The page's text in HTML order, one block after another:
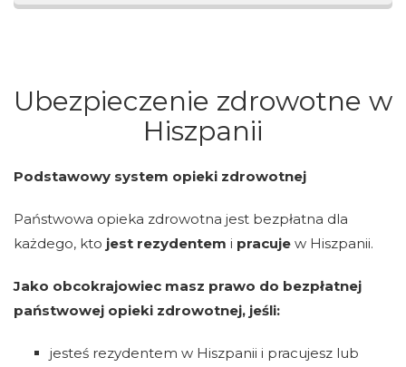
Ubezpieczenie zdrowotne w
Hiszpanii
Podstawowy system opieki zdrowotnej
Państwowa opieka zdrowotna jest bezpłatna dla
każdego, kto jest rezydentem i pracuje w Hiszpanii.
Jako obcokrajowiec masz prawo do bezpłatnej
państwowej opieki zdrowotnej, jeśli:
jesteś rezydentem w Hiszpanii i pracujesz lub